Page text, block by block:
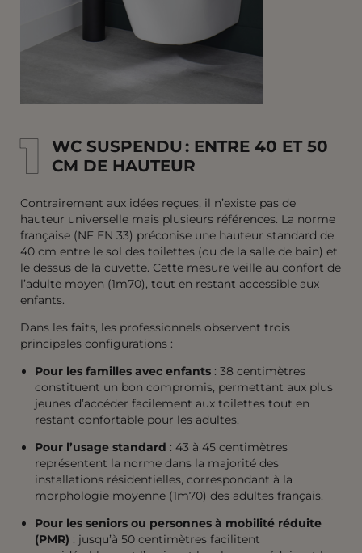
1
1
WC SUSPENDU : ENTRE 40 ET 50
CM DE HAUTEUR
Contrairement aux idées reçues, il n’existe pas de
hauteur universelle mais plusieurs références. La norme
française (NF EN 33) préconise une hauteur standard de
40 cm entre le sol des toilettes (ou de la salle de bain) et
le dessus de la cuvette. Cette mesure veille au confort de
l’adulte moyen (1m70), tout en restant accessible aux
enfants.
Dans les faits, les professionnels observent trois
principales configurations :
Pour les familles avec enfants : 38 centimètres
constituent un bon compromis, permettant aux plus
jeunes d’accéder facilement aux toilettes tout en
restant confortable pour les adultes.
Pour l’usage standard : 43 à 45 centimètres
représentent la norme dans la majorité des
installations résidentielles, correspondant à la
morphologie moyenne (1m70) des adultes français.
Pour les seniors ou personnes à mobilité réduite
(PMR) : jusqu’à 50 centimètres facilitent